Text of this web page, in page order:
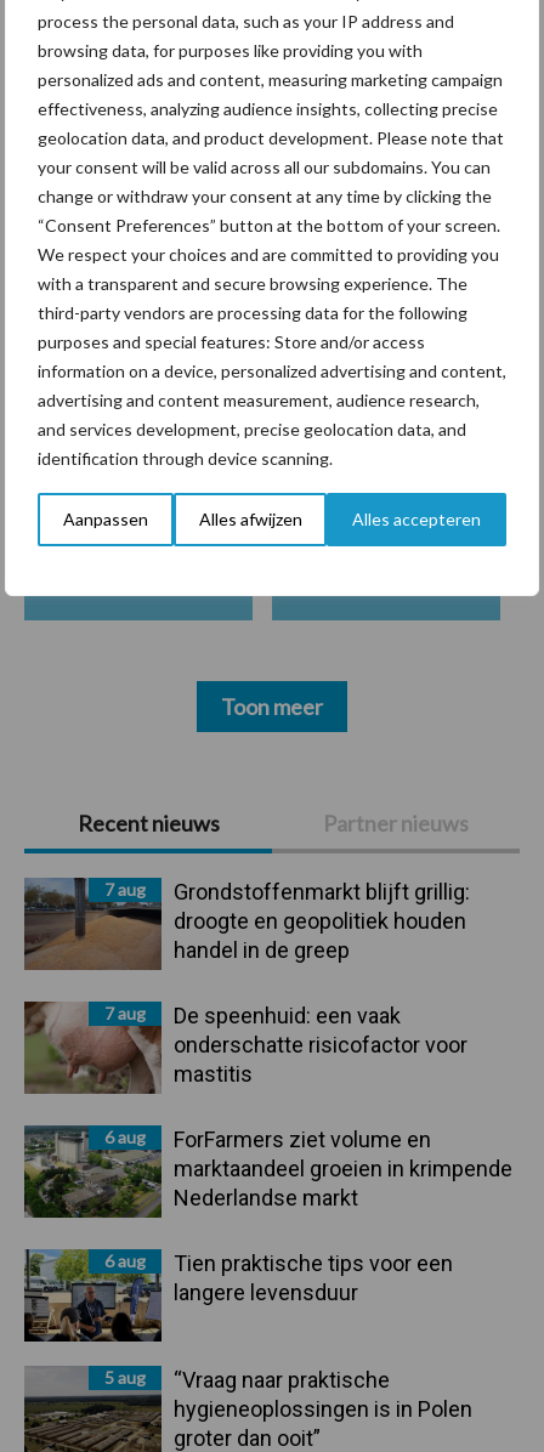
process the personal data, such as your IP address and
browsing data, for purposes like providing you with
personalized ads and content, measuring marketing campaign
effectiveness, analyzing audience insights, collecting precise
geolocation data, and product development. Please note that
your consent will be valid across all our subdomains. You can
change or withdraw your consent at any time by clicking the
“Consent Preferences” button at the bottom of your screen.
We respect your choices and are committed to providing you
with a transparent and secure browsing experience. The
third-party vendors are processing data for the following
purposes and special features: Store and/or access
information on a device, personalized advertising and content,
advertising and content measurement, audience research,
and services development, precise geolocation data, and
identification through device scanning.
Aanpassen Alles afwijzen Alles accepteren
Primaire
Sidebar
Recent nieuws Partner nieuws
7 aug
Grondstoffenmarkt blijft grillig:
droogte en geopolitiek houden
handel in de greep
7 aug
De speenhuid: een vaak
onderschatte risicofactor voor
mastitis
6 aug
ForFarmers ziet volume en
marktaandeel groeien in krimpende
Nederlandse markt
6 aug
Tien praktische tips voor een
langere levensduur
5 aug
“Vraag naar praktische
hygieneoplossingen is in Polen
groter dan ooit”
onderschatte risicofactor
voor mastitis
ForFarmers ziet volume en
marktaandeel groeien in
krimpende Nederlandse
markt
Themapagina's
Diergezondheid Bemesting Fokkerij
Mastitis Hittestress
Toon meer